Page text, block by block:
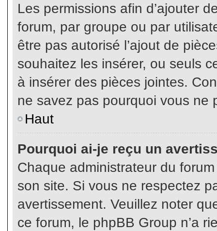
Les permissions afin d’ajouter
forum, par groupe ou par
être pas autorisé l’ajout de
souhaitez les insérer, ou seuls
à insérer des pièces jointes.
ne savez pas pourquoi vous ne
Haut
Pourquoi ai-je reçu un
Chaque administrateur du
son site. Si vous ne respectez
avertissement. Veuillez noter
ce forum, le phpBB Group n’a